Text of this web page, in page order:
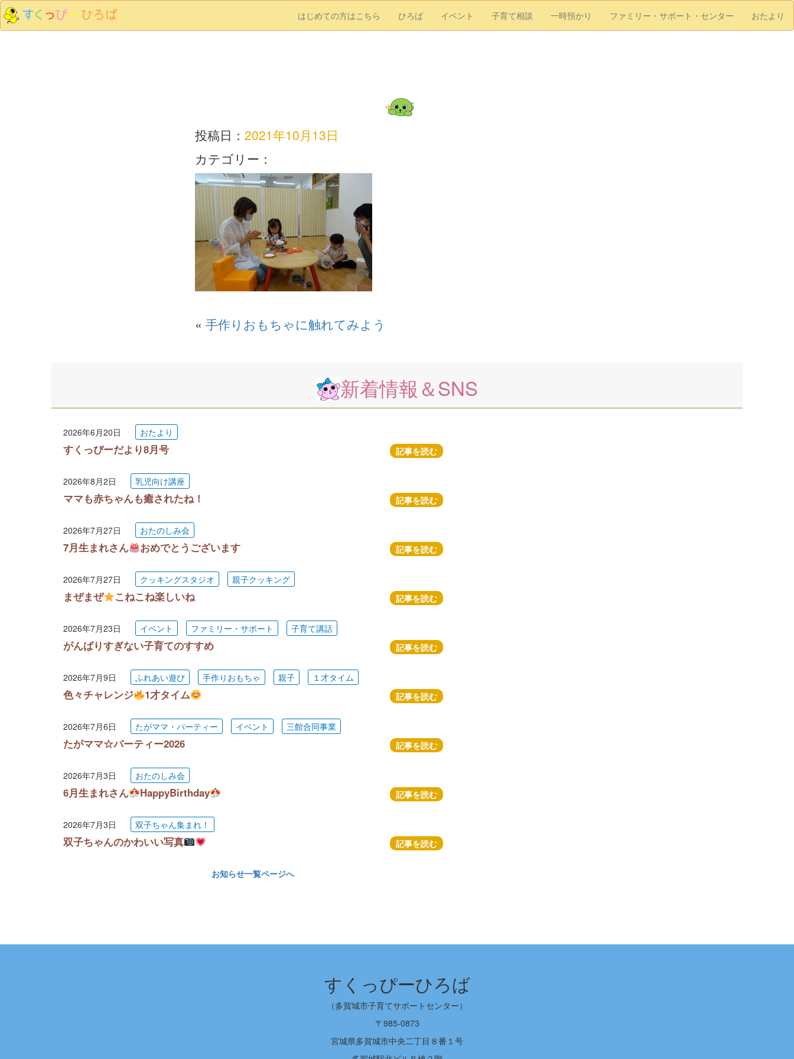
はじめての方はこちら ひろば イベント 子育て相談 一時預かり ファミリー・サポート・センター おたより
投稿日： 2021年10月13日
カテゴリー：
« 手作りおもちゃに触れてみよう
新着情報＆SNS
2026年6月20日 おたより
すくっぴーだより8月号 記事を読む
2026年8月2日 乳児向け講座
ママも赤ちゃんも癒されたね！ 記事を読む
2026年7月27日 おたのしみ会
7月生まれさん おめでとうございます 記事を読む
2026年7月27日 クッキングスタジオ 親子クッキング
まぜまぜ こねこね楽しいね 記事を読む
2026年7月23日 イベント ファミリー・サポート 子育て講話
がんばりすぎない子育てのすすめ 記事を読む
2026年7月9日 ふれあい遊び 手作りおもちゃ 親子 １才タイム
色々チャレンジ 1才タイム 記事を読む
2026年7月6日 たがママ・パーティー イベント 三館合同事業
たがママ☆パーティー2026 記事を読む
2026年7月3日 おたのしみ会
6月生まれさん HappyBirthday 記事を読む
2026年7月3日 双子ちゃん集まれ！
双子ちゃんのかわいい写真 記事を読む
お知らせ一覧ページへ
すくっぴーひろば
（多賀城市子育てサポートセンター）
〒985-0873
宮城県多賀城市中央二丁目８番１号